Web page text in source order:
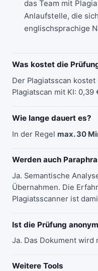
das Team mit
Anlaufstelle, die
englischsprachige
Was kostet die
Der Plagiatsscan
Plagiatscan mit KI: 0,39
Wie lange dauert es?
In der Regel max. 30
Werden auch
Ja. Semantische
Übernahmen. Die
Plagiatsscanner ist
Ist die Prüfung
Ja. Das Dokument wird
Weitere Tools